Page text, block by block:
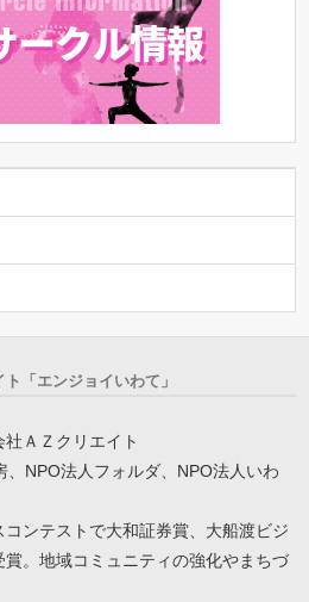
「エンジョイいわて」
ＡＺクリエイト
NPO法人フォルダ、NPO法人いわ
ンテストで大和証券賞、大船渡ビジ
。地域コミュニティの強化やまちづ